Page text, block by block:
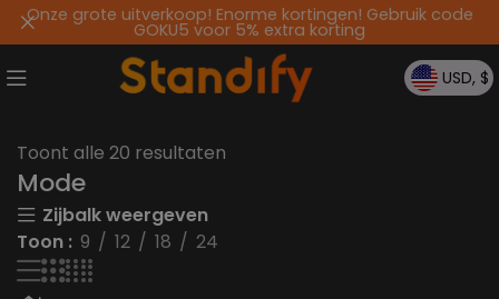
USD, $
Toont alle 20 resultaten
Mode
Zijbalk weergeven
Toon
9 12 18 24
Onze grote uitverkoop! Enorme kortingen! Gebruik code
GOKU5 voor 5% extra korting